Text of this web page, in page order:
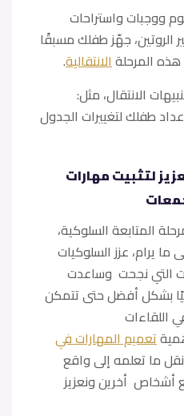
ووجبات واستراحات
الروتين، جهّز طفلك مسبقًا
المرحلةالانتقالية.
الانتقال، مثل:
طفلك لتغييرات الجدول
لتثبيت مهارات
المتابعة السلوكية،
يرام، عزز السلوكيات
التي نجحت وساعدت
بشكل أفضل حتى تتمكن
اللقاءات
تعميم المهارات في
ما تعلمه إلى واقع
أشخاص أخرين ونعزيز